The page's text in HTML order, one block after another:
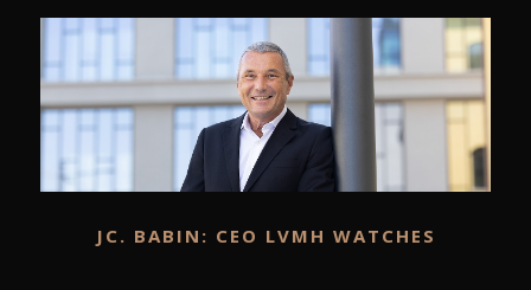
JC. BABIN: CEO LVMH WATCHES